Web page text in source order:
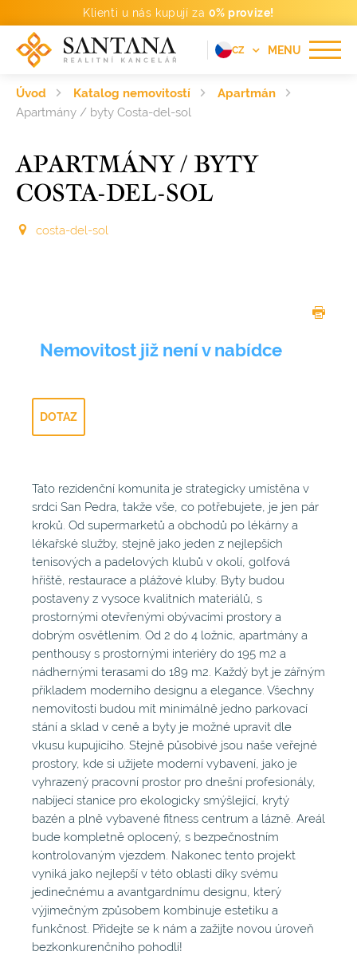
Klienti u nás kupují za 0% provize!
MENU
CZ
Úvod Katalog nemovitostí
Apartmán
Apartmány / byty Costa-del-sol
APARTMÁNY / BYTY
COSTA-DEL-SOL
costa-del-sol
Nemovitost již není v nabídce
DOTAZ
Tato rezidenční komunita je strategicky umístěna v
srdci San Pedra, takže vše, co potřebujete, je jen pár
kroků. Od supermarketů a obchodů po lékárny a
lékařské služby, stejně jako jeden z nejlepších
tenisových a padelových klubů v okolí, golfová
hřiště, restaurace a plážové kluby. Byty budou
postaveny z vysoce kvalitních materiálů, s
prostornými otevřenými obývacími prostory a
dobrým osvětlením. Od 2 do 4 ložnic, apartmány a
penthousy s prostornými interiéry do 195 m2 a
nádhernými terasami do 189 m2. Každý byt je zářným
příkladem moderního designu a elegance. Všechny
nemovitosti budou mít minimálně jedno parkovací
stání a sklad v ceně a byty je možné upravit dle
vkusu kupujícího. Stejně působivé jsou naše veřejné
prostory, kde si užijete moderní vybavení, jako je
vyhrazený pracovní prostor pro dnešní profesionály,
nabíjecí stanice pro ekologicky smýšlející, krytý
bazén a plně vybavené fitness centrum a lázně. Areál
bude kompletně oplocený, s bezpečnostním
kontrolovaným vjezdem. Nakonec tento projekt
vyniká jako nejlepší v této oblasti díky svému
jedinečnému a avantgardnímu designu, který
výjimečným způsobem kombinuje estetiku a
funkčnost. Přidejte se k nám a zažijte novou úroveň
bezkonkurenčního pohodlí!